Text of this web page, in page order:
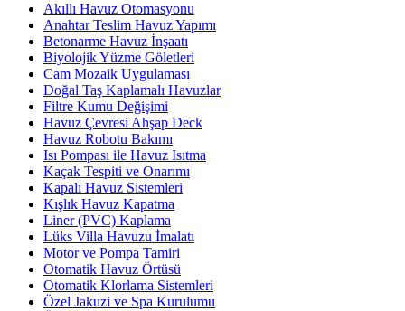
Akıllı Havuz Otomasyonu
Anahtar Teslim Havuz Yapımı
Betonarme Havuz İnşaatı
Biyolojik Yüzme Göletleri
Cam Mozaik Uygulaması
Doğal Taş Kaplamalı Havuzlar
Filtre Kumu Değişimi
Havuz Çevresi Ahşap Deck
Havuz Robotu Bakımı
Isı Pompası ile Havuz Isıtma
Kaçak Tespiti ve Onarımı
Kapalı Havuz Sistemleri
Kışlık Havuz Kapatma
Liner (PVC) Kaplama
Lüks Villa Havuzu İmalatı
Motor ve Pompa Tamiri
Otomatik Havuz Örtüsü
Otomatik Klorlama Sistemleri
Özel Jakuzi ve Spa Kurulumu